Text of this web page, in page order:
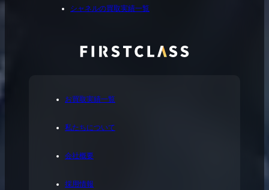
お買取実績一覧
私たちについて
会社概要
採用情報
シャネルの買取実績一覧